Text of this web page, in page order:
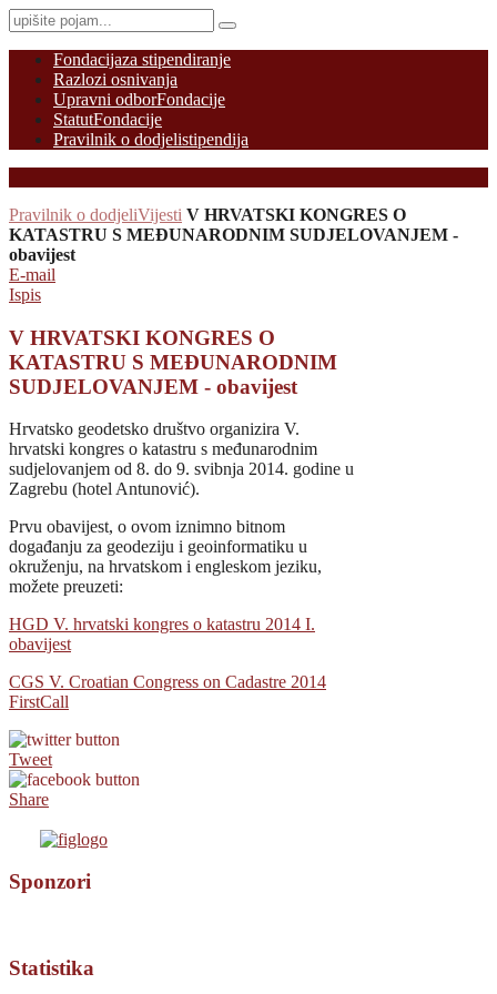
Fondacijaza stipendiranje
Razlozi osnivanja
Upravni odborFondacije
StatutFondacije
Pravilnik o dodjelistipendija
Pravilnik o dodjeliVijesti V HRVATSKI KONGRES O
KATASTRU S MEĐUNARODNIM SUDJELOVANJEM -
obavijest
E-mail
Ispis
V HRVATSKI KONGRES O
KATASTRU S MEĐUNARODNIM
SUDJELOVANJEM - obavijest
Hrvatsko geodetsko društvo organizira V.
hrvatski kongres o katastru s međunarodnim
sudjelovanjem od 8. do 9. svibnja 2014. godine u
Zagrebu (hotel Antunović).
Prvu obavijest, o ovom iznimno bitnom
događanju za geodeziju i geoinformatiku u
okruženju, na hrvatskom i engleskom jeziku,
možete preuzeti:
HGD V. hrvatski kongres o katastru 2014 I.
obavijest
CGS V. Croatian Congress on Cadastre 2014
FirstCall
Tweet
Share
Sponzori
Statistika